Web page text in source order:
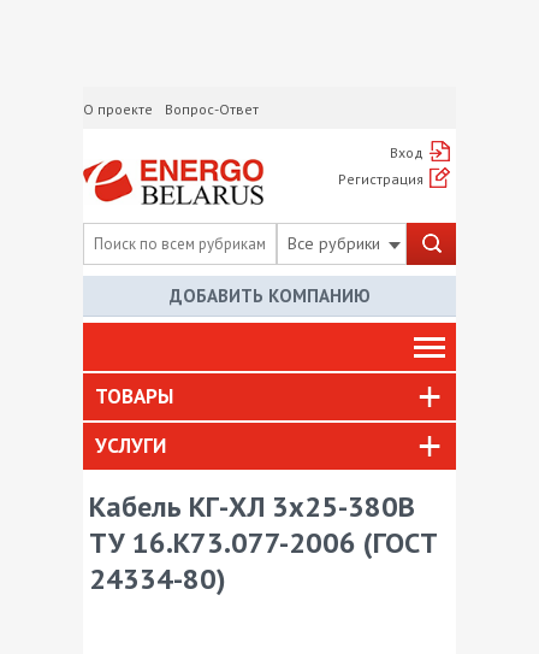
О проекте Вопрос-Ответ
Вход
Регистрация
Все рубрики
ДОБАВИТЬ КОМПАНИЮ
ТОВАРЫ
УСЛУГИ
Кабель КГ-ХЛ 3х25-380В
ТУ 16.К73.077-2006 (ГОСТ
24334-80)